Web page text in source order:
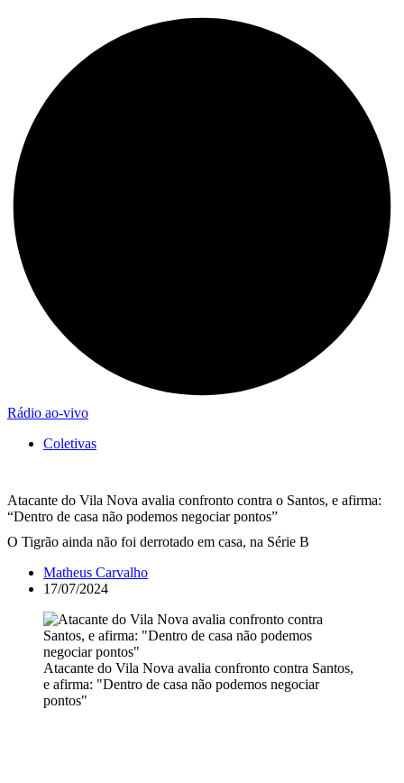
Rádio ao-vivo
Coletivas
Atacante do Vila Nova avalia confronto contra o Santos, e afirma:
“Dentro de casa não podemos negociar pontos”
O Tigrão ainda não foi derrotado em casa, na Série B
Matheus Carvalho
17/07/2024
Atacante do Vila Nova avalia confronto contra Santos,
e afirma: "Dentro de casa não podemos negociar
pontos"